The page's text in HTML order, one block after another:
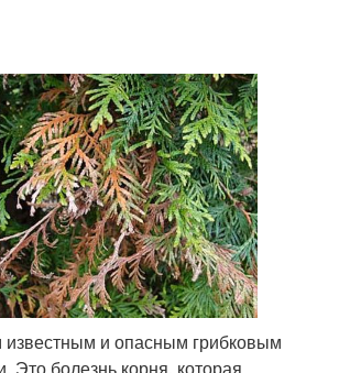
и опасным грибковым
Это болезнь корня, которая